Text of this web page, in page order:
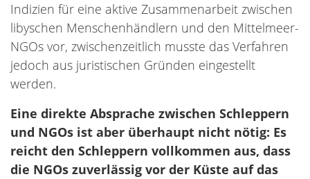
Indizien für eine aktive Zusammenarbeit zwischen
libyschen Menschenhändlern und den Mittelmeer-
NGOs vor, zwischenzeitlich musste das Verfahren
jedoch aus juristischen Gründen eingestellt
werden.
Eine direkte Absprache zwischen Schleppern
und NGOs ist aber überhaupt nicht nötig: Es
reicht den Schleppern vollkommen aus, dass
die NGOs zuverlässig vor der Küste auf das